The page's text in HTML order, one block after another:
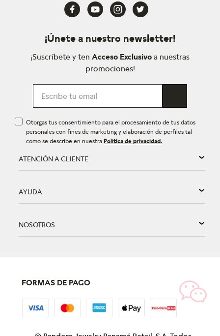
¡Únete a nuestro newsletter!
¡Suscríbete y ten Acceso Exclusivo a nuestras
promociones!
Otorgas tus consentimiento para el procesamiento de tus datos
personales con fines de marketing y elaboración de perfiles tal
como se describe en nuestraPolítica de privacidad.
ATENCIÓN A CLIENTE
AYUDA
NOSOTROS
FORMAS DE PAGO